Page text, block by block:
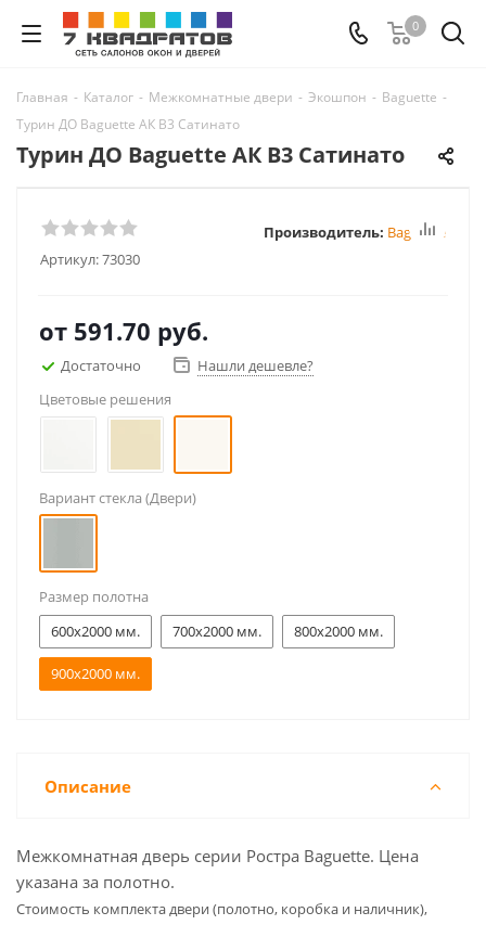
0
Главная - Каталог - Межкомнатные двери - Экошпон - Baguette -
Турин ДО Baguette АК B3 Сатинато
Турин ДО Baguette АК B3 Сатинато
Артикул:73030
Производитель: Baguette
от 591.70 руб.
Достаточно
Нашли дешевле?
Цветовые решения
Вариант стекла (Двери)
Размер полотна
600x2000 мм.
700x2000 мм. 800x2000 мм.
900x2000 мм.
Описание
Межкомнатная дверь серии Ростра Baguette. Цена
указана за полотно.
Cтоимость комплекта двери (полотно, коробка и наличник),